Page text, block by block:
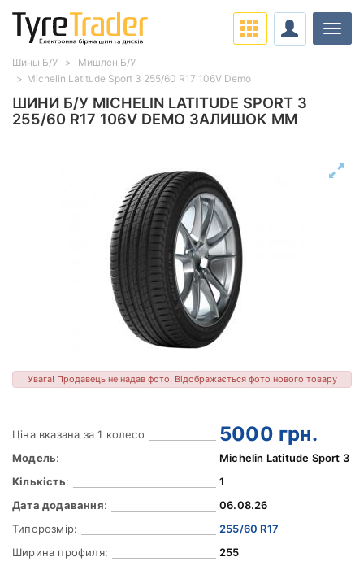
ШИНИ Б/У MICHELIN LATITUDE SPORT 3
255/60 R17 106V DEMO ЗАЛИШОК ММ
Увага! Продавець не надав фото. Відображається фото нового товару
Ціна вказана за 1 колесо 5000 грн.
Модель:
Michelin Latitude Sport 3
Кількість:
1
Дата додавання:
06.08.26
Типорозмір:
255/60 R17
Ширина профиля:
255
Шины Б/У
Мишлен Б/У
Michelin Latitude Sport 3 255/60 R17 106V Demo